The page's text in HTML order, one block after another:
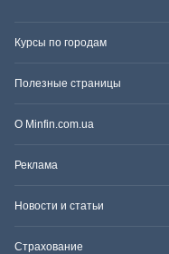
Курсы по городам
Полезные страницы
О Minfin.com.ua
Реклама
Новости и статьи
Страхование